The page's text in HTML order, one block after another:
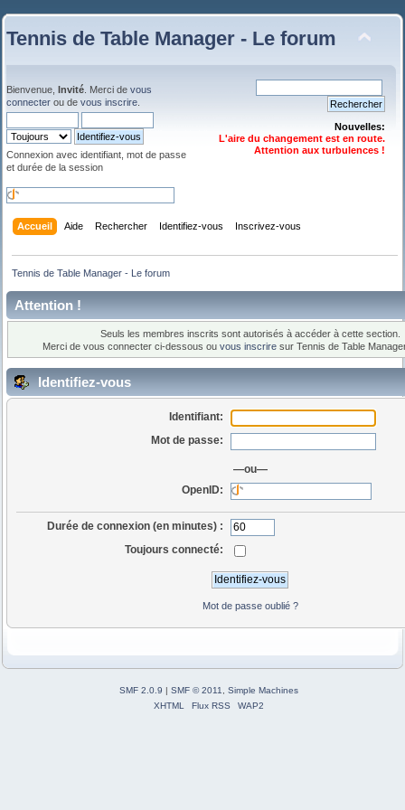
Tennis de Table Manager - Le forum
Bienvenue, Invité. Merci de vous
connecterou de vous inscrire.
Connexion avec identifiant, mot de passe
et durée de la session
Nouvelles:
L'aire du changement est en route.
Attention aux turbulences !
Accueil Aide Rechercher Identifiez-vous Inscrivez-vous
Tennis de Table Manager - Le forum
Attention !
Seuls les membres inscrits sont autorisés à accéder à cette section.
Merci de vous connecter ci-dessous ouvous inscrire sur Tennis de Table
Identifiez-vous
Identifiant:
Mot de passe:
—ou—
OpenID:
Durée de connexion (en minutes) :
Toujours connecté:
Mot de passe oublié ?
SMF 2.0.9 |SMF © 2011 ,Simple Machines
XHTML
Flux RSS WAP2